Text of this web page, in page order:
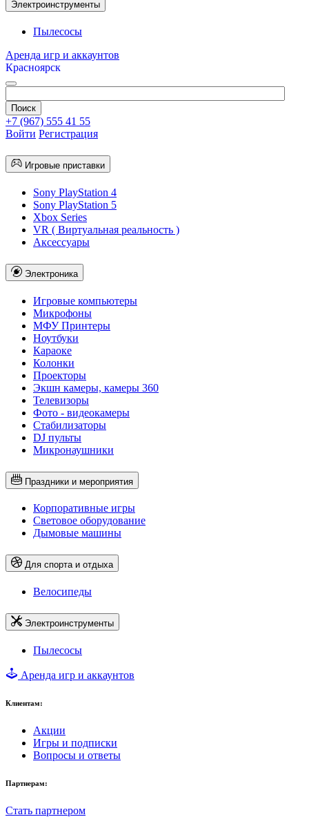
Электроинструменты
Пылесосы
Аренда игр и аккаунтов
Красноярск
+7 (967) 555 41 55
Войти Регистрация
Игровые приставки
Sony PlayStation 4
Sony PlayStation 5
Xbox Series
VR ( Виртуальная реальность )
Аксессуары
Электроника
Игровые компьютеры
Микрофоны
МФУ Принтеры
Ноутбуки
Караоке
Колонки
Проекторы
Экшн камеры, камеры 360
Телевизоры
Фото - видеокамеры
Стабилизаторы
DJ пульты
Микронаушники
Праздники и мероприятия
Корпоративные игры
Световое оборудование
Дымовые машины
Для спорта и отдыха
Велосипеды
Электроинструменты
Пылесосы
Аренда игр и аккаунтов
Клиентам:
Акции
Игры и подписки
Вопросы и ответы
Партнерам:
Стать партнером